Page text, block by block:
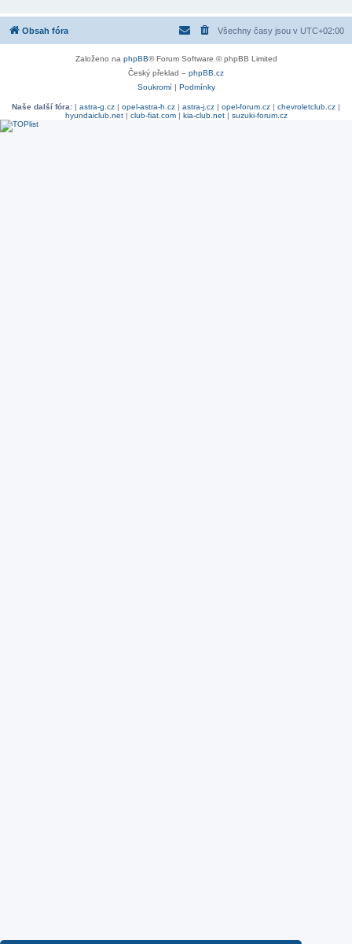
Obsah fóra Všechny časy jsou v UTC+02:00
Založeno na phpBB® Forum Software © phpBB Limited
Český překlad – phpBB.cz
Soukromí| Podmínky
Naše další fóra: | astra-g.cz | opel-astra-h.cz | astra-j.cz | opel-forum.cz | chevroletclub.cz |
hyundaiclub.net| club-fiat.com| kia-club.net| suzuki-forum.cz